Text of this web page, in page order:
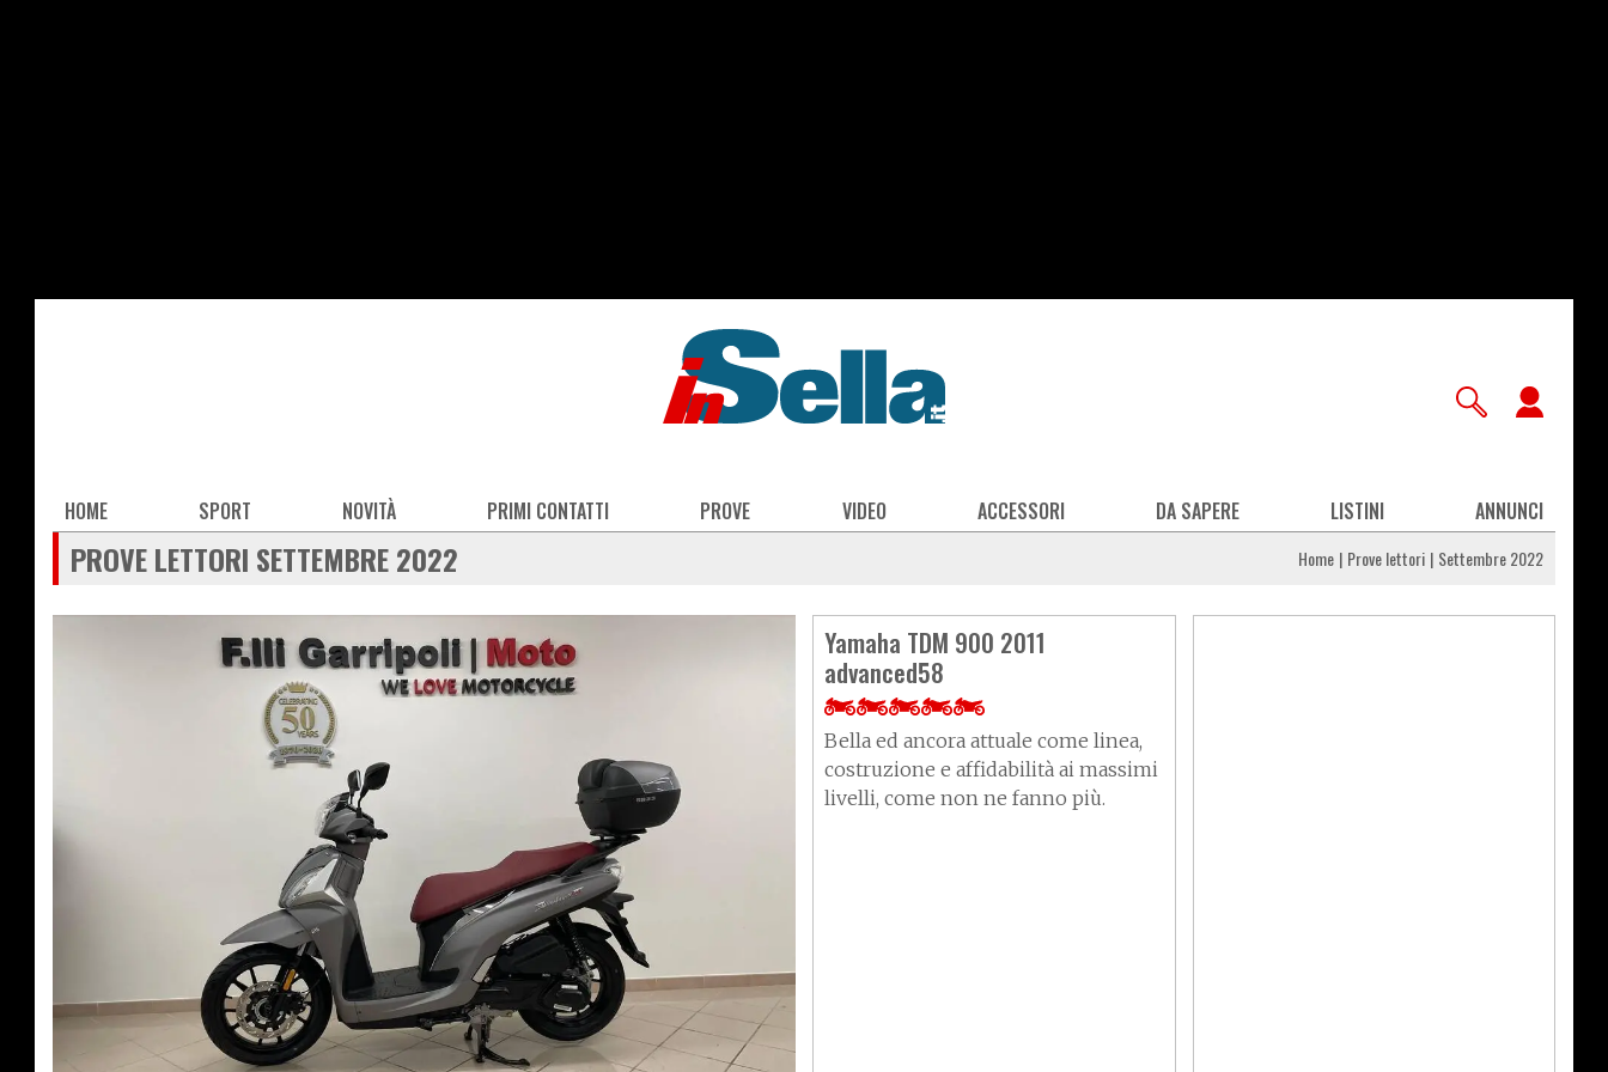
Main
navigation
HOME SPORT NOVITÀ PRIMI CONTATTI PROVE VIDEO ACCESSORI DA SAPERE LISTINI ANNUNCI
PROVE LETTORI SETTEMBRE 2022 Home Prove lettori Settembre 2022
Yamaha TDM 900 2011
advanced58
Bella ed ancora attuale come linea,
costruzione e affidabilità ai massimi
livelli, come non ne fanno più.